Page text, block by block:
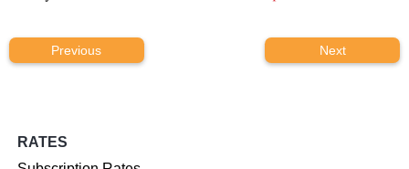
Previous Next
RATES